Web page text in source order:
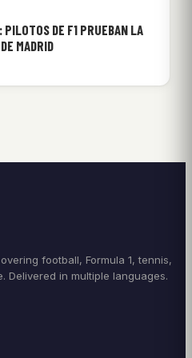
DE F1 PRUEBAN LA
MADRID
football, Formula 1, tennis,
Delivered in multiple languages.